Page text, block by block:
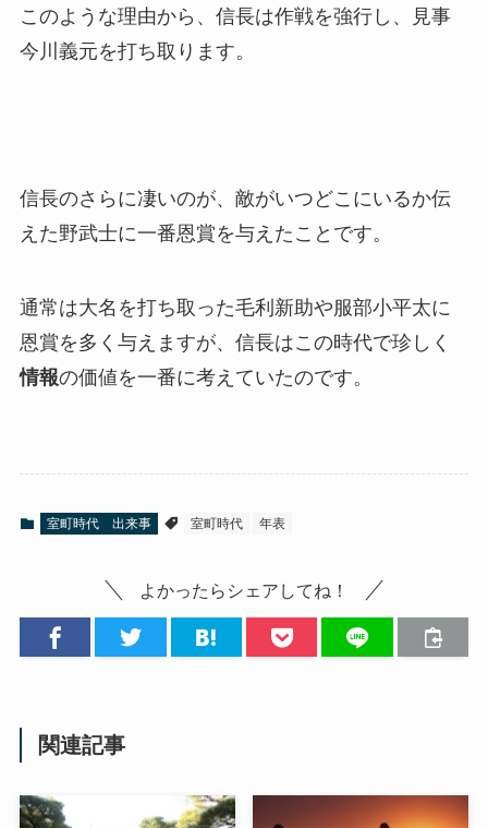
このような理由から、信長は作戦を強行し、見事
今川義元を打ち取ります。
信長のさらに凄いのが、敵がいつどこにいるか伝
えた野武士に一番恩賞を与えたことです。
通常は大名を打ち取った毛利新助や服部小平太に
恩賞を多く与えますが、信長はこの時代で珍しく
情報の価値を一番に考えていたのです。
室町時代 出来事 室町時代 年表
よかったらシェアしてね！
関連記事